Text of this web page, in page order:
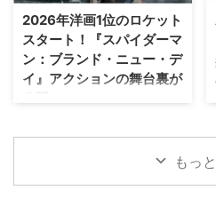
ースするなど、MLBとの関係性
を深めている。この協力関係は
2028年まで続く予定だ。今月中
旬に行われるフィールド・オブ・
ドリームス（映画『フィールド・
2026年洋画1位のロケット
スタート！『スパイダーマ
ン：ブランド・ニュー・デ
イ』アクションの舞台裏が
マンの新たな物語を描く映画『ス
パイダーマン：ブランド・ニュ
ー・デイ』が大ヒット上映中だ。
もっ